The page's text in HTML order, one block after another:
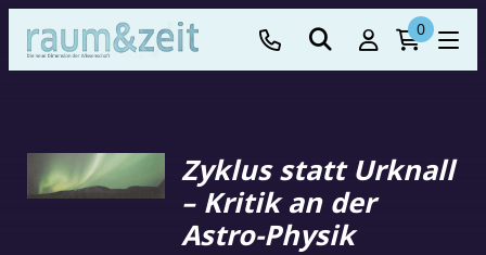
0
Zyklus statt Urknall
– Kritik an der
Astro-Physik